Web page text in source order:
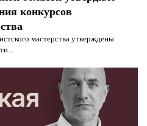
конкурсов
мастерства утверждены